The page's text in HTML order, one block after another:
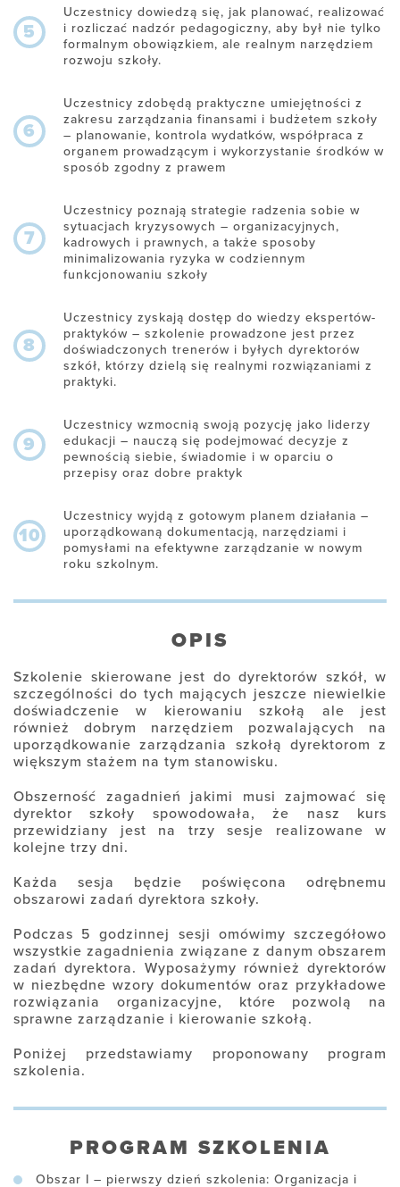
5
Uczestnicy dowiedzą się, jak planować, realizować
i rozliczać nadzór pedagogiczny, aby był nie tylko
formalnym obowiązkiem, ale realnym narzędziem
rozwoju szkoły.
6
Uczestnicy zdobędą praktyczne umiejętności z
zakresu zarządzania finansami i budżetem szkoły
– planowanie, kontrola wydatków, współpraca z
organem prowadzącym i wykorzystanie środków w
sposób zgodny z prawem
7
Uczestnicy poznają strategie radzenia sobie w
sytuacjach kryzysowych – organizacyjnych,
kadrowych i prawnych, a także sposoby
minimalizowania ryzyka w codziennym
funkcjonowaniu szkoły
8
Uczestnicy zyskają dostęp do wiedzy ekspertów-
praktyków – szkolenie prowadzone jest przez
doświadczonych trenerów i byłych dyrektorów
szkół, którzy dzielą się realnymi rozwiązaniami z
praktyki.
9
Uczestnicy wzmocnią swoją pozycję jako liderzy
edukacji – nauczą się podejmować decyzje z
pewnością siebie, świadomie i w oparciu o
przepisy oraz dobre praktyk
10
Uczestnicy wyjdą z gotowym planem działania –
uporządkowaną dokumentacją, narzędziami i
pomysłami na efektywne zarządzanie w nowym
roku szkolnym.
OPIS
Szkolenie skierowane jest do dyrektorów szkół, w
szczególności do tych mających jeszcze niewielkie
doświadczenie w kierowaniu szkołą ale jest
również dobrym narzędziem pozwalających na
uporządkowanie zarządzania szkołą dyrektorom z
większym stażem na tym stanowisku.
Obszerność zagadnień jakimi musi zajmować się
dyrektor szkoły spowodowała, że nasz kurs
przewidziany jest na trzy sesje realizowane w
kolejne trzy dni.
Każda sesja będzie poświęcona odrębnemu
obszarowi zadań dyrektora szkoły.
Podczas 5 godzinnej sesji omówimy szczegółowo
wszystkie zagadnienia związane z danym obszarem
zadań dyrektora. Wyposażymy również dyrektorów
w niezbędne wzory dokumentów oraz przykładowe
rozwiązania organizacyjne, które pozwolą na
sprawne zarządzanie i kierowanie szkołą.
Poniżej przedstawiamy proponowany program
szkolenia.
PROGRAM SZKOLENIA
Obszar I – pierwszy dzień szkolenia: Organizacja i